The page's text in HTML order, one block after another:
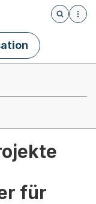
Öffnet
für